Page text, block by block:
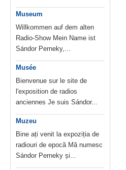
Museum
Willkommen auf dem alten
Radio-Show Mein Name ist
Sándor Perneky,...
Musée
Bienvenue sur le site de
l'exposition de radios
anciennes Je suis Sándor...
Muzeu
Bine ați venit la expoziția de
radiouri de epocă Mă numesc
Sándor Perneky și...